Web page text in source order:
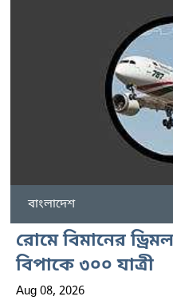
বাংলাদেশ
রোমে বিমানের
বিপাকে ৩০০ যাত্রী
Aug 08, 2026